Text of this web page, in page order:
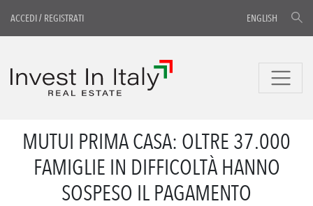
ACCEDI/ REGISTRATI ENGLISH
MUTUI PRIMA CASA: OLTRE 37.000
FAMIGLIE IN DIFFICOLTÀ HANNO
SOSPESO IL PAGAMENTO